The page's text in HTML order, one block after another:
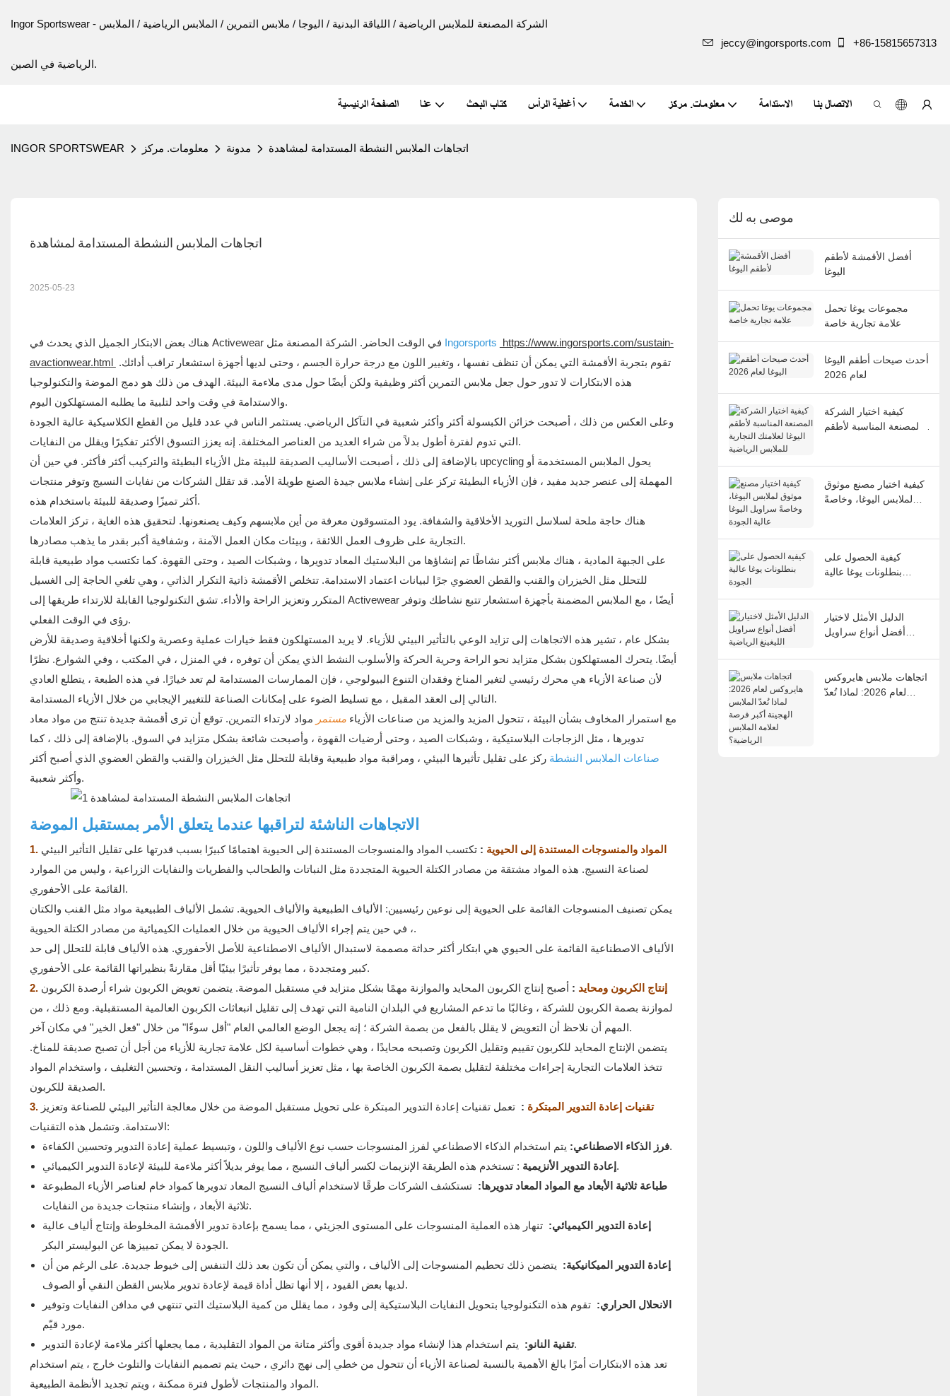
Ingor Sportswear - الشركة المصنعة للملابس الرياضية / اللياقة البدنية / اليوجا / ملابس التمرين / الملابس الرياضية / الملابس
الرياضية في الصين.
jeccy@ingorsports.com +86-15815657313
الصفحة الرئيسية عنا كتاب البحث أغطية الرأس الخدمة معلومات. مركز الاستدامة الاتصال بنا
INGOR SPORTSWEAR معلومات. مركز مدونة اتجاهات الملابس النشطة المستدامة لمشاهدة
اتجاهات الملابس النشطة المستدامة لمشاهدة
2025-05-23
Ingorsports https://www.ingorsports.com/sustain-
avactionwear.html
هذه الابتكارات لا تدور حول جعل ملابس التمرين أكثر وظيفية ولكن أيضًا حول مدى ملاءمة البيئة. الهدف من ذلك هو دمج الموضة والتكنولوجيا
والاستدامة في وقت واحد لتلبية ما يطلبه المستهلكون اليوم.
وعلى العكس من ذلك ، أصبحت خزائن الكبسولة أكثر وأكثر شعبية في التآكل الرياضي. يستثمر الناس في عدد قليل من القطع الكلاسيكية عالية الجودة
التي تدوم لفترة أطول بدلاً من شراء العديد من العناصر المختلفة. إنه يعزز التسوق الأكثر تفكيرًا ويقلل من النفايات.
بالإضافة إلى ذلك ، أصبحت الأساليب الصديقة للبيئة مثل الأزياء البطيئة والتركيب أكثر فأكثر. في حين أن upcycling يحول الملابس المستخدمة أو
المهملة إلى عنصر جديد مفيد ، فإن الأزياء البطيئة تركز على إنشاء ملابس جيدة الصنع طويلة الأمد. قد تقلل الشركات من نفايات النسيج وتوفر منتجات
أكثر تميزًا وصديقة للبيئة باستخدام هذه.
هناك حاجة ملحة لسلاسل التوريد الأخلاقية والشفافة. يود المتسوقون معرفة من أين ملابسهم وكيف يصنعونها. لتحقيق هذه الغاية ، تركز العلامات
التجارية على ظروف العمل اللائقة ، وبيئات مكان العمل الآمنة ، وشفافية أكبر بقدر ما يذهب مصادرها.
على الجبهة المادية ، هناك ملابس أكثر نشاطًا تم إنشاؤها من البلاستيك المعاد تدويرها ، وشبكات الصيد ، وحتى القهوة. كما تكتسب مواد طبيعية قابلة
للتحلل مثل الخيزران والقنب والقطن العضوي جرًا لبيانات اعتماد الاستدامة. تتخلص الأقمشة ذاتية التكرار الذاتي ، وهي تلغي الحاجة إلى الغسيل
المتكرر وتعزيز الراحة والأداء. تشق التكنولوجيا القابلة للارتداء طريقها إلى Activewear أيضًا ، مع الملابس المضمنة بأجهزة استشعار تتبع نشاطك وتوفر
رؤى في الوقت الفعلي.
بشكل عام ، تشير هذه الاتجاهات إلى تزايد الوعي بالتأثير البيئي للأزياء. لا يريد المستهلكون فقط خيارات عملية وعصرية ولكنها أخلاقية وصديقة للأرض
أيضًا. يتحرك المستهلكون بشكل متزايد نحو الراحة وحرية الحركة والأسلوب النشط الذي يمكن أن توفره ، في المنزل ، في المكتب ، وفي الشوارع. نظرًا
لأن صناعة الأزياء هي محرك رئيسي لتغير المناخ وفقدان التنوع البيولوجي ، فإن الممارسات المستدامة لم تعد خيارًا. في هذه الطبعة ، يتطلع العادي
التالي إلى العقد المقبل ، مع تسليط الضوء على إمكانات الصناعة للتغيير الإيجابي من خلال الأزياء المستدامة.
مع استمرار المخاوف بشأن البيئة ، تتحول المزيد والمزيد من صناعات الأزياءمستمر مواد لارتداء التمرين. توقع أن ترى أقمشة جديدة تنتج من مواد معاد
تدويرها ، مثل الزجاجات البلاستيكية ، وشبكات الصيد ، وحتى أرضيات القهوة ، وأصبحت شائعة بشكل متزايد في السوق. بالإضافة إلى ذلك ، كما
صناعات الملابس النشطةركز على تقليل تأثيرها البيئي ، ومراقبة مواد طبيعية وقابلة للتحلل مثل الخيزران والقنب والقطن العضوي الذي أصبح أكثر
وأكثر شعبية.
الاتجاهات الناشئة لتراقبها عندما يتعلق الأمر بمستقبل الموضة
1. المواد والمنسوجات المستندة إلى الحيوية :تكتسب المواد والمنسوجات المستندة إلى الحيوية اهتمامًا كبيرًا بسبب قدرتها على تقليل التأثير البيئي
لصناعة النسيج. هذه المواد مشتقة من مصادر الكتلة الحيوية المتجددة مثل النباتات والطحالب والفطريات والنفايات الزراعية ، وليس من الموارد
القائمة على الأحفوري.
يمكن تصنيف المنسوجات القائمة على الحيوية إلى نوعين رئيسيين: الألياف الطبيعية والألياف الحيوية. تشمل الألياف الطبيعية مواد مثل القنب والكتان
، في حين يتم إجراء الألياف الحيوية من خلال العمليات الكيميائية من مصادر الكتلة الحيوية.
الألياف الاصطناعية القائمة على الحيوي هي ابتكار أكثر حداثة مصممة لاستبدال الألياف الاصطناعية للأصل الأحفوري. هذه الألياف قابلة للتحلل إلى حد
كبير ومتجددة ، مما يوفر تأثيرًا بيئيًا أقل مقارنةً بنظيراتها القائمة على الأحفوري.
2. إنتاج الكربون ومحايد : أصبح إنتاج الكربون المحايد والموازنة مهمًا بشكل متزايد في مستقبل الموضة. يتضمن تعويض الكربون شراء أرصدة الكربون
لموازنة بصمة الكربون للشركة ، وغالبًا ما تدعم المشاريع في البلدان النامية التي تهدف إلى تقليل انبعاثات الكربون العالمية المستقبلية. ومع ذلك ، من
المهم أن نلاحظ أن التعويض لا يقلل بالفعل من بصمة الشركة ؛ إنه يجعل الوضع العالمي العام "أقل سوءًا" من خلال "فعل الخير" في مكان آخر.
يتضمن الإنتاج المحايد للكربون تقييم وتقليل الكربون وتصبحه محايدًا ، وهي خطوات أساسية لكل علامة تجارية للأزياء من أجل أن تصبح صديقة للمناخ.
تتخذ العلامات التجارية إجراءات مختلفة لتقليل بصمة الكربون الخاصة بها ، مثل تعزيز أساليب النقل المستدامة ، وتحسين التغليف ، واستخدام المواد
الصديقة للكربون.
3. تقنيات إعادة التدوير المبتكرة : تعمل تقنيات إعادة التدوير المبتكرة على تحويل مستقبل الموضة من خلال معالجة التأثير البيئي للصناعة وتعزيز
الاستدامة. وتشمل هذه التقنيات:
فرز الذكاء الاصطناعي:يتم استخدام الذكاء الاصطناعي لفرز المنسوجات حسب نوع الألياف واللون ، وتبسيط عملية إعادة التدوير وتحسين الكفاءة.
إعادة التدوير الأنزيمية : تستخدم هذه الطريقة الإنزيمات لكسر ألياف النسيج ، مما يوفر بديلاً أكثر ملاءمة للبيئة لإعادة التدوير الكيميائي.
طباعة ثلاثية الأبعاد مع المواد المعاد تدويرها: تستكشف الشركات طرقًا لاستخدام ألياف النسيج المعاد تدويرها كمواد خام لعناصر الأزياء المطبوعة
ثلاثية الأبعاد ، وإنشاء منتجات جديدة من النفايات.
إعادة التدوير الكيميائي: تنهار هذه العملية المنسوجات على المستوى الجزيئي ، مما يسمح بإعادة تدوير الأقمشة المخلوطة وإنتاج ألياف عالية
الجودة لا يمكن تمييزها عن البوليستر البكر.
إعادة التدوير الميكانيكية: يتضمن ذلك تحطيم المنسوجات إلى الألياف ، والتي يمكن أن تكون بعد ذلك التنفس إلى خيوط جديدة. على الرغم من أن
لديها بعض القيود ، إلا أنها تظل أداة قيمة لإعادة تدوير ملابس القطن النقي أو الصوف.
الانحلال الحراري: تقوم هذه التكنولوجيا بتحويل النفايات البلاستيكية إلى وقود ، مما يقلل من كمية البلاستيك التي تنتهي في مدافن النفايات وتوفير
مورد قيّم.
تقنية النانو:يتم استخدام هذا لإنشاء مواد جديدة أقوى وأكثر متانة من المواد التقليدية ، مما يجعلها أكثر ملاءمة لإعادة التدوير.
تعد هذه الابتكارات أمرًا بالغ الأهمية بالنسبة لصناعة الأزياء أن تتحول من خطي إلى نهج دائري ، حيث يتم تصميم النفايات والتلوث خارج ، يتم استخدام
المواد والمنتجات لأطول فترة ممكنة ، ويتم تجديد الأنظمة الطبيعية.
موصى به لك
أفضل الأقمشة لأطقم
اليوغا
مجموعات يوغا تحمل
علامة تجارية خاصة
أحدث صيحات أطقم اليوغا
لعام 2026
كيفية اختيار الشركة
المصنعة المناسبة لأطقم
كيفية اختيار مصنع موثوق
لملابس اليوغا، وخاصةً
كيفية الحصول على
بنطلونات يوغا عالية
الدليل الأمثل لاختيار
أفضل أنواع سراويل
اتجاهات ملابس هايروكس
لعام 2026: لماذا تُعدّ